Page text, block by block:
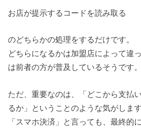
お店が提示するコードを読み取る
のどちらかの処理をするだけです。
どちらになるかは加盟店によって違
は前者の方が普及しているそうです。
ただ、重要なのは、「どこから支払
るか」ということのような気がします
「スマホ決済」と言っても、最終的